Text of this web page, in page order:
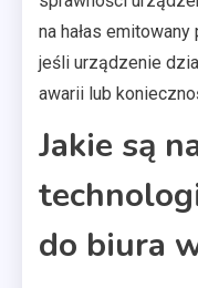
na hałas
jeśli urządzenie
awarii lub
Jakie są
do biura